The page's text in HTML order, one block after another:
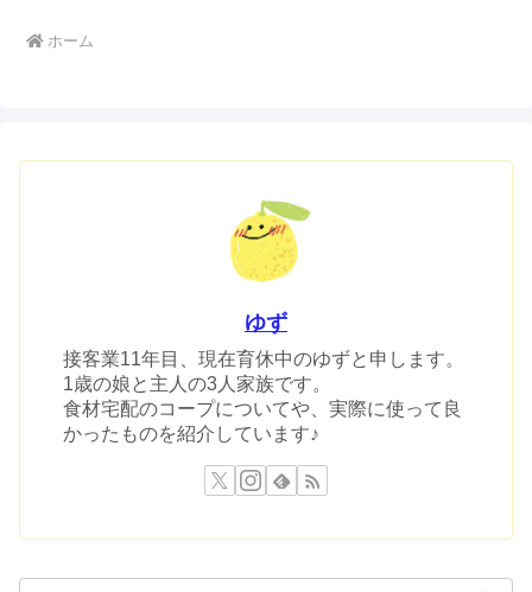
ホーム
ゆず
接客業11年目、現在育休中のゆずと申します。
1歳の娘と主人の3人家族です。
食材宅配のコープについてや、実際に使って良
かったものを紹介しています♪